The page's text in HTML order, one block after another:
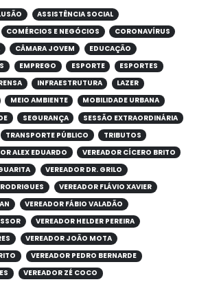
ASSISTÊNCIA SOCIAL
COMÉRCIOS E NEGÓCIOS
CORONAVÍRUS
CÂMARA JOVEM
EDUCAÇÃO
EMPREGO ESPORTE
ESPORTES
INFRAESTRUTURA
LAZER
MEIO AMBIENTE
MOBILIDADE URBANA
SEGURANÇA
SESSÃO EXTRAORDINÁRIA
TRANSPORTE PÚBLICO
TRIBUTOS
ALEX EDUARDO
VEREADOR CÍCERO BRITO
VEREADOR DR. GRILO
VEREADOR FLÁVIO XAVIER
VEREADOR FÁBIO VALADÃO
VEREADOR HELDER PEREIRA
VEREADOR JOÃO MOTA
VEREADOR PEDRO BERNARDE
VEREADOR ZÉ COCO